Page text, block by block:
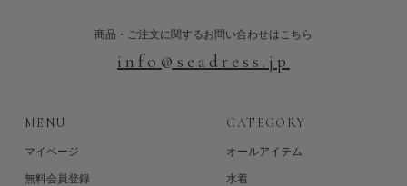
商品・ご注文に関するお問い合わせはこちら
info@seadress.jp
MENU
マイページ
無料会員登録
CATEGORY
オールアイテム
水着